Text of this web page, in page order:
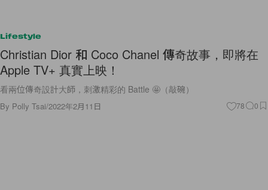
Lifestyle
Christian Dior 和 Coco Chanel 傳奇故事，即將在
Apple TV+ 真實上映！
看兩位傳奇設計大師，刺激精彩的 Battle 🤩（敲碗）
By Polly Tsai/2022年2月11日 78 0